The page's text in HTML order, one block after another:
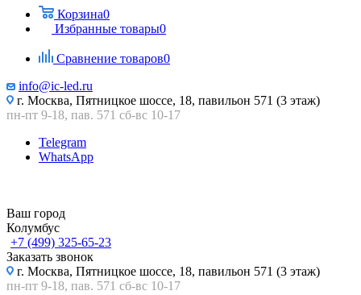
Корзина0
Избранные товары0
Сравнение товаров0
info@ic-led.ru
г. Москва, Пятницкое шоссе, 18, павильон 571 (3 этаж)
пн-пт 9-18, пав. 571 сб-вс 10-17
Telegram
WhatsApp
Ваш город
Колумбус
+7 (499) 325-65-23
Заказать звонок
г. Москва, Пятницкое шоссе, 18, павильон 571 (3 этаж)
пн-пт 9-18, пав. 571 сб-вс 10-17